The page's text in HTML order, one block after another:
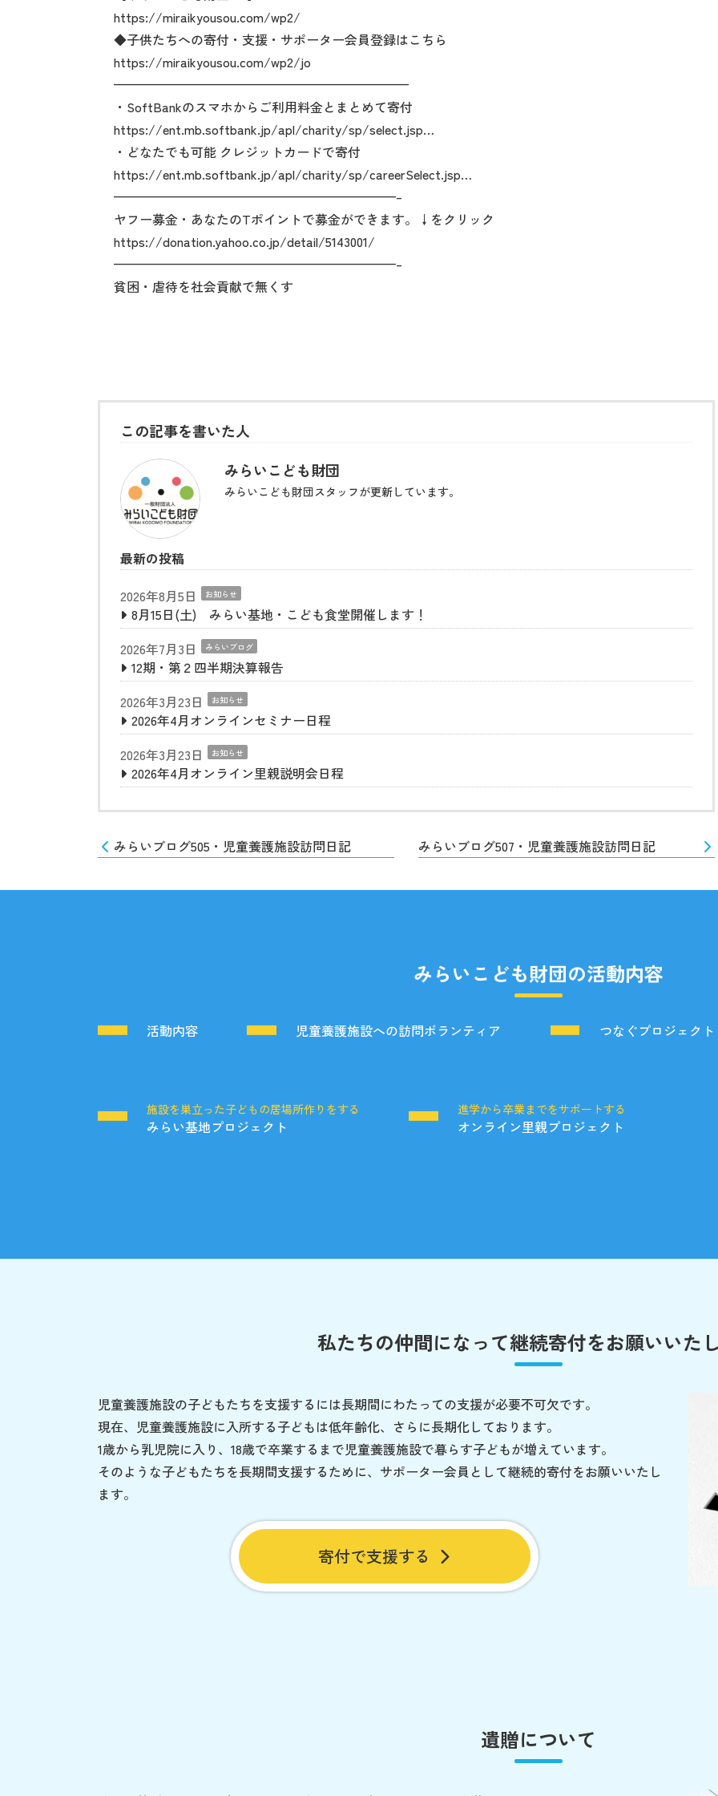
https://miraikyousou.com/wp2/
◆子供たちへの寄付・支援・サポーター会員登録はこちら
https://miraikyousou.com/wp2/jo
———————————————————————
・SoftBankのスマホからご利用料金とまとめて寄付
https://ent.mb.softbank.jp/apl/charity/sp/select.jsp…
・どなたでも可能 クレジットカードで寄付
https://ent.mb.softbank.jp/apl/charity/sp/careerSelect.jsp…
——————————————————————–
ヤフー募金・あなたのTポイントで募金ができます。↓をクリック
https://donation.yahoo.co.jp/detail/5143001/
——————————————————————–
貧困・虐待を社会貢献で無くす
この記事を書いた人
みらいこども財団
みらいこども財団スタッフが更新しています。
最新の投稿
2026年8月5日
お知らせ
8月15日(土) みらい基地・こども食堂開催します！
2026年7月3日
みらいブログ
12期・第２四半期決算報告
2026年3月23日
お知らせ
2026年4月オンラインセミナー日程
2026年3月23日
お知らせ
2026年4月オンライン里親説明会日程
みらいブログ505・児童養護施設訪問日記 みらいブログ507・児童養護施設訪問日記
みらいこども財団の活動内容
活動内容 児童養護施設への訪問ボランティア つなぐプロジェクト
施設を巣立った子どもの居場所作りをする
みらい基地プロジェクト
進学から卒業までをサポートする
オンライン里親プロジェクト
私たちの仲間になって継続寄付をお願いいた
児童養護施設の子どもたちを支援するには長期間にわたっての支援が必要不可欠です。
現在、児童養護施設に入所する子どもは低年齢化、さらに長期化しております。
1歳から乳児院に入り、18歳で卒業するまで児童養護施設で暮らす子どもが増えています。
そのような子どもたちを長期間支援するために、サポーター会員として継続的寄付をお願いいたし
ます。
寄付で支援する
遺贈について